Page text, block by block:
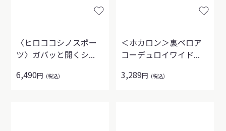
〈ヒロココシノスポー
ツ〉ガバッと開くシ...
6,490円 (税込)
＜ホカロン＞裏ベロア
コーデュロイワイド...
3,289円 (税込)